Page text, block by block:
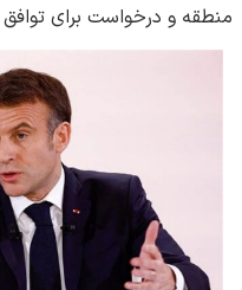
منطقه و درخواست برای توافق